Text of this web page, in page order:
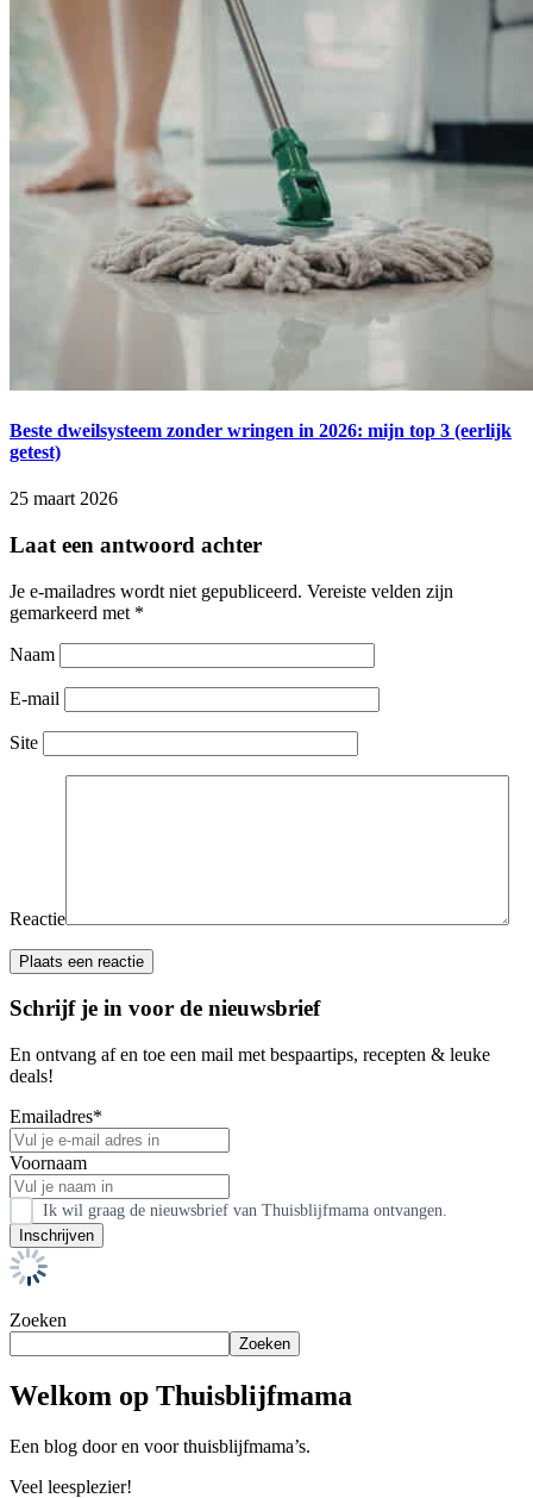
Beste dweilsysteem zonder wringen in 2026: mijn top 3 (eerlijk
getest)
25 maart 2026
Laat een antwoord achter
Je e-mailadres wordt niet gepubliceerd. Vereiste velden zijn
gemarkeerd met *
Naam
E-mail
Site
Reactie
Schrijf je in voor de nieuwsbrief
En ontvang af en toe een mail met bespaartips, recepten & leuke
deals!
Emailadres*
Voornaam
Ik wil graag de nieuwsbrief van Thuisblijfmama ontvangen.
Zoeken
Zoeken
Welkom op Thuisblijfmama
Een blog door en voor thuisblijfmama’s.
Veel leesplezier!